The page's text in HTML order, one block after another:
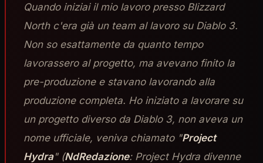
Quando iniziai il mio lavoro presso Blizzard
North c'era già un team al lavoro su Diablo 3.
Non so esattamente da quanto tempo
lavorassero al progetto, ma avevano finito la
pre-produzione e stavano lavorando alla
produzione completa. Ho iniziato a lavorare su
un progetto diverso da Diablo 3, non aveva un
nome ufficiale, veniva chiamato "Project
Hydra" (NdRedazione: Project Hydra divenne